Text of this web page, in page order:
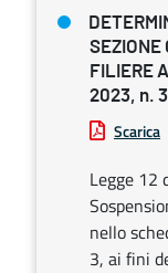
SEZIONE
FILIERE
2023, n.
Scarica
Legge 12
nello
3, ai fini